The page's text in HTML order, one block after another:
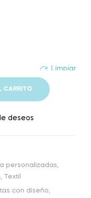
Limpiar
CARRITO
deseos
personalizadas,
, Textil
con diseño,